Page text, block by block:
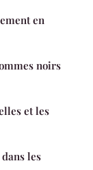
en
noirs
et les
les